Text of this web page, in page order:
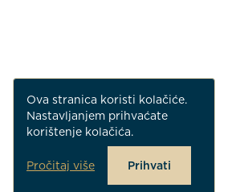
Ova stranica koristi kolačiće.
Nastavljanjem prihvaćate
korištenje kolačića.
Pročitaj više Prihvati